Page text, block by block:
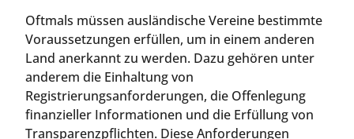
Oftmals müssen ausländische Vereine bestimmte
Voraussetzungen erfüllen, um in einem anderen
Land anerkannt zu werden. Dazu gehören unter
anderem die Einhaltung von
Registrierungsanforderungen, die Offenlegung
finanzieller Informationen und die Erfüllung von
Transparenzpflichten. Diese Anforderungen